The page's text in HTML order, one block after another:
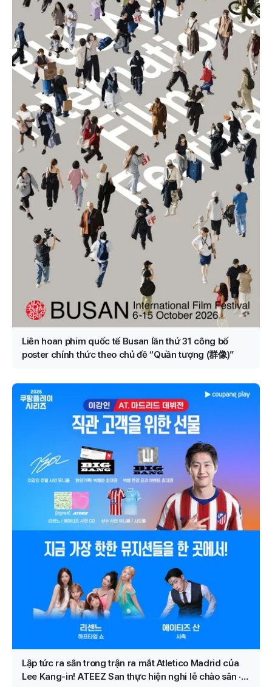
Liên hoan phim quốc tế Busan lần thứ 31 công bố
poster chính thức theo chủ đề “Quần tượng (群像)”
Lập tức ra sân trong trận ra mắt Atletico Madrid của
Lee Kang-in! ATEEZ San thực hiện nghi lễ chào sân ·